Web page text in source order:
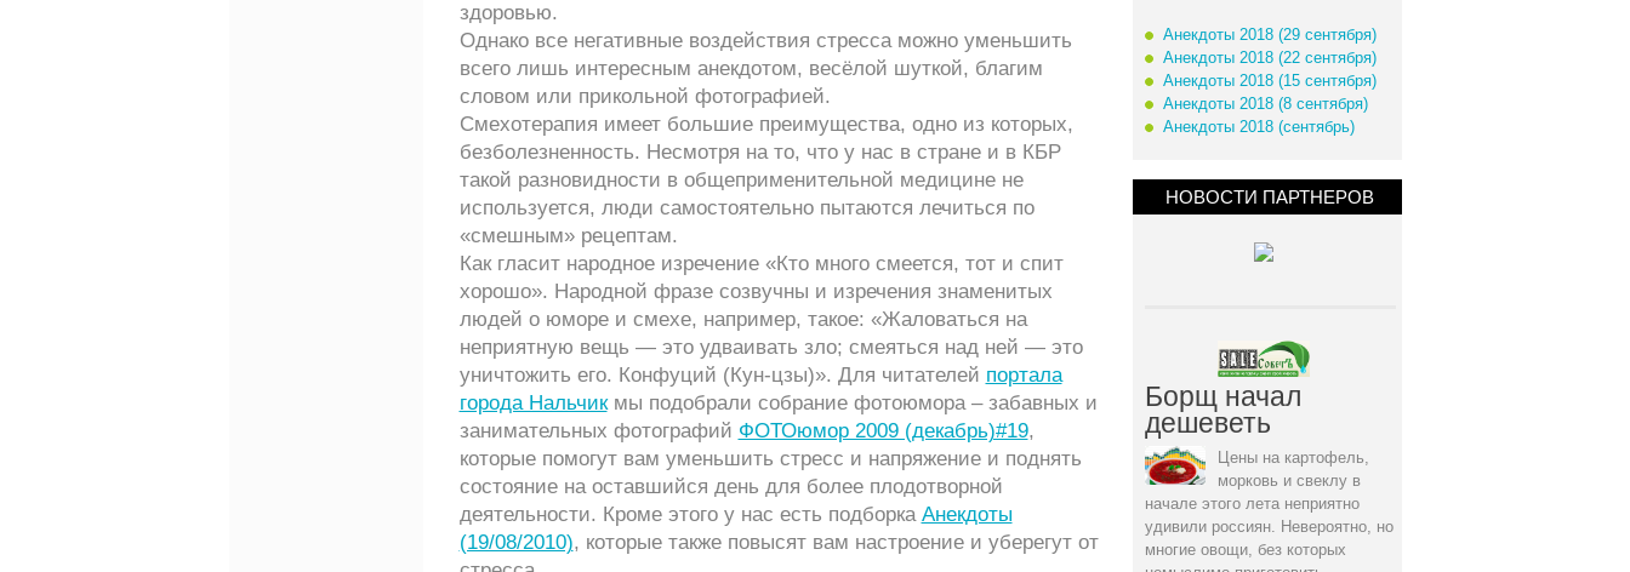
здоровью.
Однако все негативные воздействия стресса можно уменьшить
всего лишь интересным анекдотом, весёлой шуткой, благим
словом или прикольной фотографией.
Смехотерапия имеет большие преимущества, одно из которых,
безболезненность. Несмотря на то, что у нас в стране и в КБР
такой разновидности в общеприменительной медицине не
используется, люди самостоятельно пытаются лечиться по
«смешным» рецептам.
Как гласит народное изречение «Кто много смеется, тот и спит
хорошо». Народной фразе созвучны и изречения знаменитых
людей о юморе и смехе, например, такое: «Жаловаться на
неприятную вещь — это удваивать зло; смеяться над ней — это
уничтожить его. Конфуций (Кун-цзы)». Для читателей портала
города Нальчикмы подобрали собрание фотоюмора – забавных и
занимательных фотографий ФОТОюмор 2009 (декабрь)#19,
которые помогут вам уменьшить стресс и напряжение и поднять
состояние на оставшийся день для более плодотворной
деятельности. Кроме этого у нас есть подборка Анекдоты
(19/08/2010), которые также повысят вам настроение и уберегут от
Анекдоты 2018 (29 сентября)
Анекдоты 2018 (22 сентября)
Анекдоты 2018 (15 сентября)
Анекдоты 2018 (8 сентября)
Анекдоты 2018 (сентябрь)
НОВОСТИ ПАРТНЕРОВ
Борщ начал
дешеветь
Цены на картофель,
морковь и свеклу в
начале этого лета неприятно
удивили россиян. Невероятно, но
многие овощи, без которых